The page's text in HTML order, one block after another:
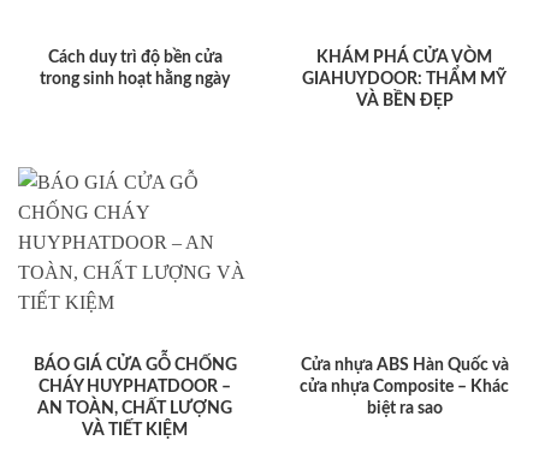
Cách duy trì độ bền cửa
trong sinh hoạt hằng ngày
KHÁM PHÁ CỬA VÒM
GIAHUYDOOR: THẨM MỸ
VÀ BỀN ĐẸP
BÁO GIÁ CỬA GỖ CHỐNG
CHÁY HUYPHATDOOR –
AN TOÀN, CHẤT LƯỢNG
VÀ TIẾT KIỆM
Cửa nhựa ABS Hàn Quốc và
cửa nhựa Composite – Khác
biệt ra sao